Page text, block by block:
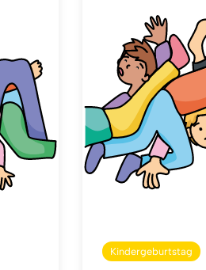
Kindergeburtstag